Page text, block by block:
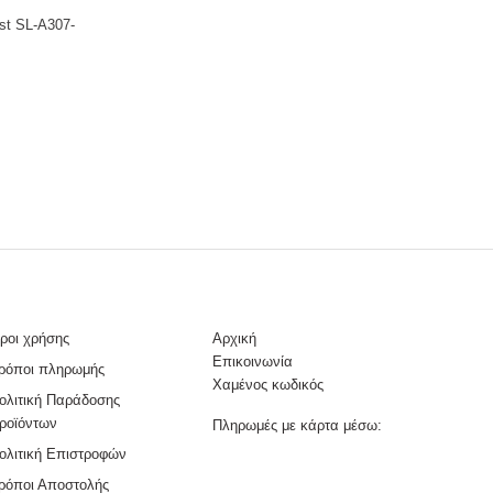
SL-A307-
χρήσης
πληρωμής
Παράδοσης
Επιστροφών
Αποστολής
Αρχική
Επικοινωνία
Χαμένος κωδικός
Πληρωμές με κάρτα μέσω: